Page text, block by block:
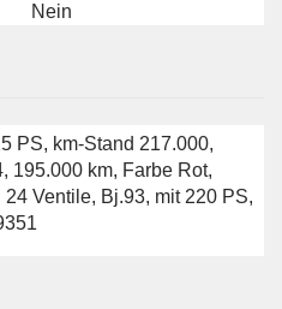
Nein
PS, km-Stand 217.000,
195.000 km, Farbe Rot,
Ventile, Bj.93, mit 220 PS,